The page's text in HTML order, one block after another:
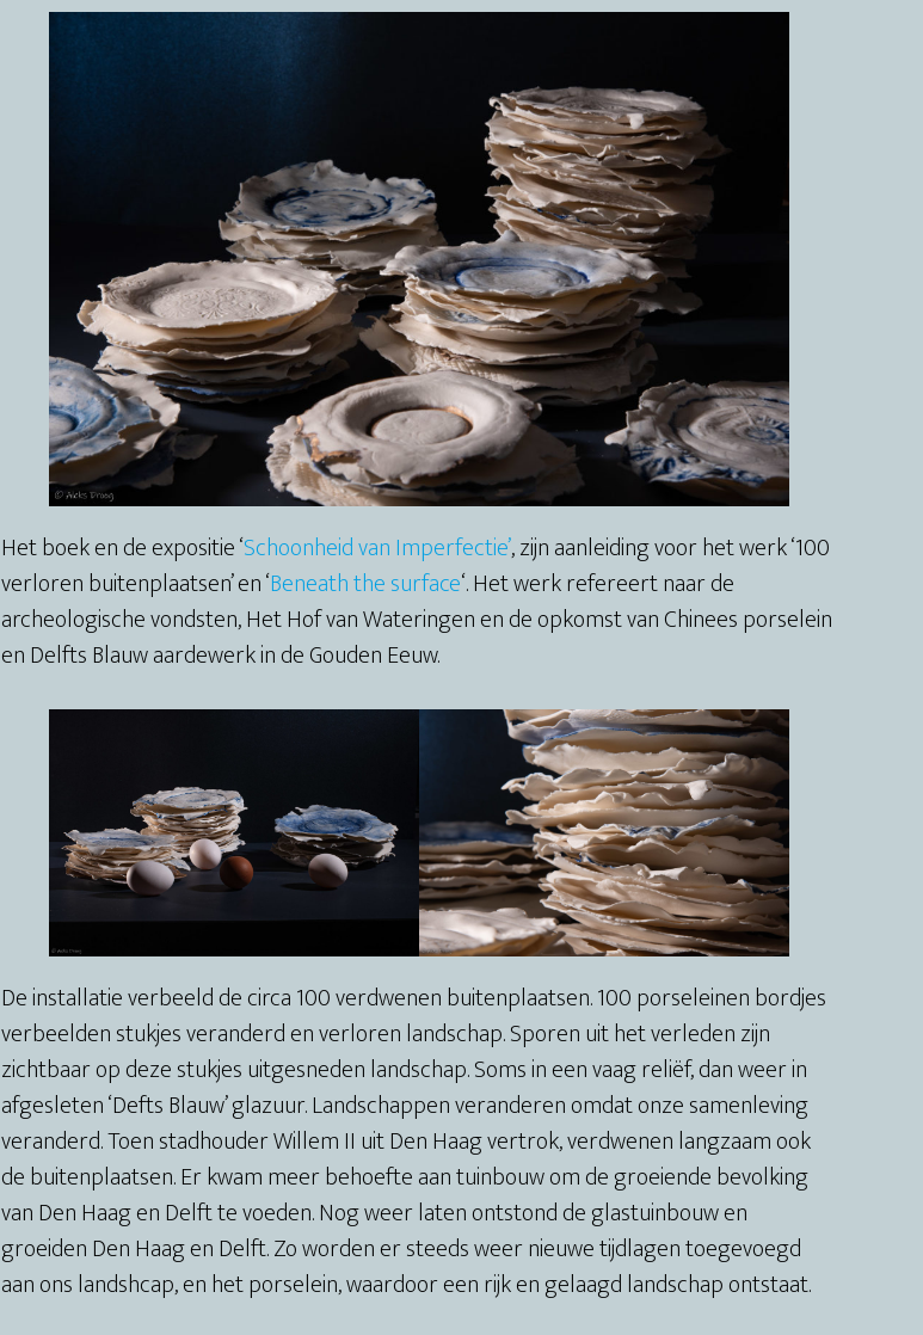
Het boek en de expositie ‘Schoonheid van Imperfectie’, zijn aanleiding voor het werk ‘100
verloren buitenplaatsen’ en ‘Beneath the surface‘. Het werk refereert naar de
archeologische vondsten, Het Hof van Wateringen en de opkomst van Chinees porselein
en Delfts Blauw aardewerk in de Gouden Eeuw.
De installatie verbeeld de circa 100 verdwenen buitenplaatsen. 100 porseleinen bordjes
verbeelden stukjes veranderd en verloren landschap. Sporen uit het verleden zijn
zichtbaar op deze stukjes uitgesneden landschap. Soms in een vaag reliëf, dan weer in
afgesleten ‘Defts Blauw’ glazuur. Landschappen veranderen omdat onze samenleving
veranderd. Toen stadhouder Willem II uit Den Haag vertrok, verdwenen langzaam ook
de buitenplaatsen. Er kwam meer behoefte aan tuinbouw om de groeiende bevolking
van Den Haag en Delft te voeden. Nog weer laten ontstond de glastuinbouw en
groeiden Den Haag en Delft. Zo worden er steeds weer nieuwe tijdlagen toegevoegd
aan ons landshcap, en het porselein, waardoor een rijk en gelaagd landschap ontstaat.